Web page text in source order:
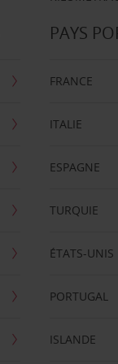
PAYS
FRANCE
ITALIE
ESPAGNE
TURQUIE
ÉTATS-UNIS
PORTUGAL
ISLANDE